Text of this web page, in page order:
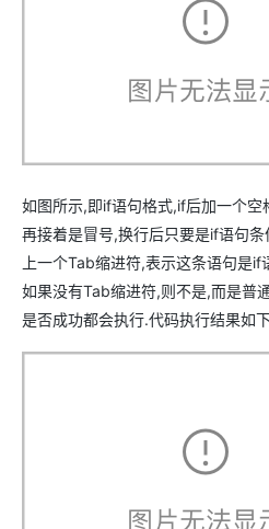
如图所示,即if语句格式,if后加一个空
再接着是冒号,换行后只要是if语句
上一个Tab缩进符,表示这条语句是
如果没有Tab缩进符,则不是,而是普
是否成功都会执行.代码执行结果如